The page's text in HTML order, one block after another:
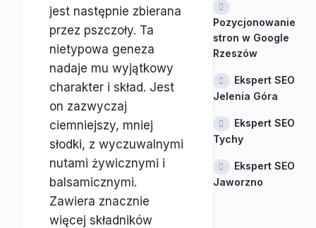
jest następnie zbierana
przez pszczoły. Ta
nietypowa geneza
nadaje mu wyjątkowy
charakter i skład. Jest
on zazwyczaj
ciemniejszy, mniej
słodki, z wyczuwalnymi
nutami żywicznymi i
balsamicznymi.
Zawiera znacznie
więcej składników
Pozycjonowanie
stron w Google
Rzeszów
Ekspert SEO
Jelenia Góra
Ekspert SEO
Tychy
Ekspert SEO
Jaworzno